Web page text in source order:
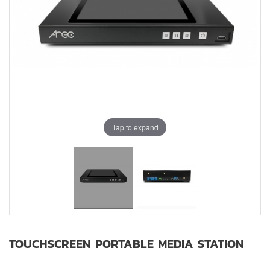
CONTACT US
Tap to expand
TOUCHSCREEN PORTABLE MEDIA STATION